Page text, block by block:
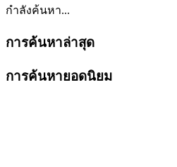
กำลังค้นหา...
การค้นหาล่าสุด
การค้นหายอดนิยม